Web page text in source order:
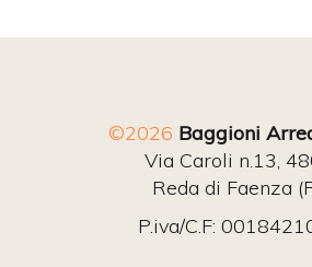
©2026 Baggioni
Via Caroli n.13,
Reda di Faenza
P.iva/C.F: